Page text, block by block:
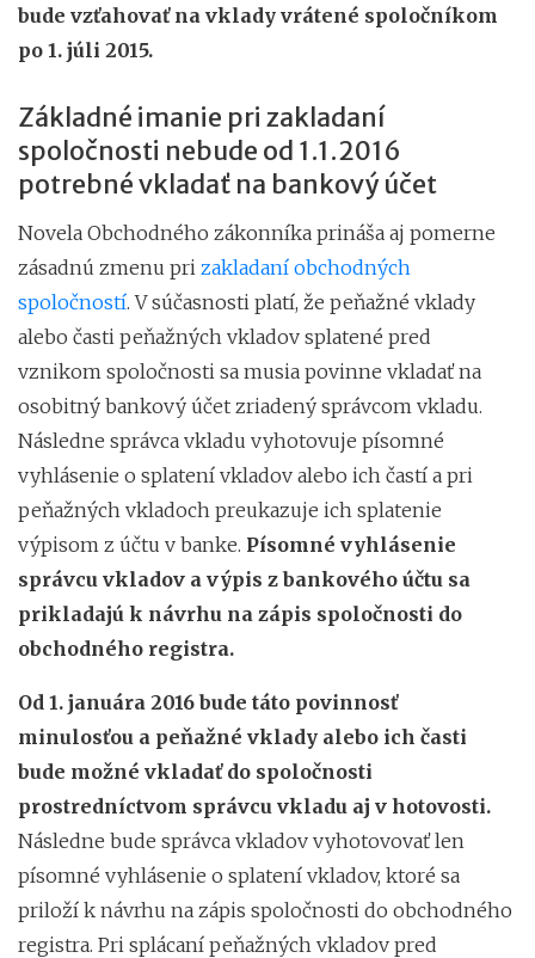
bude vzťahovať na vklady vrátené spoločníkom
po 1. júli 2015.
Základné imanie pri zakladaní
spoločnosti nebude od 1.1.2016
potrebné vkladať na bankový účet
Novela Obchodného zákonníka prináša aj pomerne
zásadnú zmenu pri zakladaní obchodných
spoločností. V súčasnosti platí, že peňažné vklady
alebo časti peňažných vkladov splatené pred
vznikom spoločnosti sa musia povinne vkladať na
osobitný bankový účet zriadený správcom vkladu.
Následne správca vkladu vyhotovuje písomné
vyhlásenie o splatení vkladov alebo ich častí a pri
peňažných vkladoch preukazuje ich splatenie
výpisom z účtu v banke. Písomné vyhlásenie
správcu vkladov a výpis z bankového účtu sa
prikladajú k návrhu na zápis spoločnosti do
obchodného registra.
Od 1. januára 2016 bude táto povinnosť
minulosťou a peňažné vklady alebo ich časti
bude možné vkladať do spoločnosti
prostredníctvom správcu vkladu aj v hotovosti.
Následne bude správca vkladov vyhotovovať len
písomné vyhlásenie o splatení vkladov, ktoré sa
priloží k návrhu na zápis spoločnosti do obchodného
registra. Pri splácaní peňažných vkladov pred